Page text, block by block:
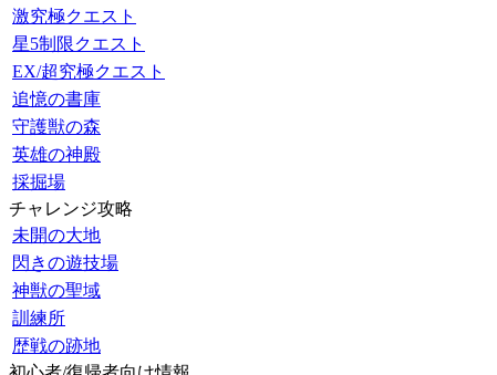
激究極クエスト
星5制限クエスト
EX/超究極クエスト
追憶の書庫
守護獣の森
英雄の神殿
採掘場
チャレンジ攻略
未開の大地
閃きの遊技場
神獣の聖域
訓練所
歴戦の跡地